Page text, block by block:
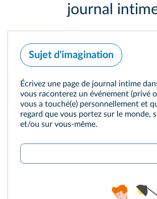
journal
Sujet d'imagination
Écrivez une page de journal intime
vous raconterez un événement (privé
vous a touché(e) personnellement et
regard que vous portez sur le monde,
et/ou sur vous-même.